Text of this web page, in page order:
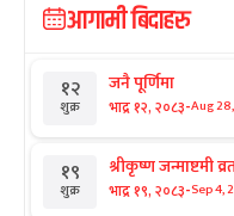
आगामी बिदाहरु
१२
शुक्र
जनै पूर्णिमा
भाद्र १२, २०८३-Aug
१९
शुक्र
श्रीकृष्ण जन्माष्टमी
भाद्र १९, २०८३-Sep 4,